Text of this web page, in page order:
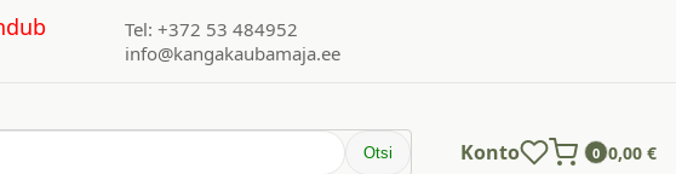
Tel: +372 53 484952
info@kangakaubamaja.ee
Otsi Konto 0 0,00 €